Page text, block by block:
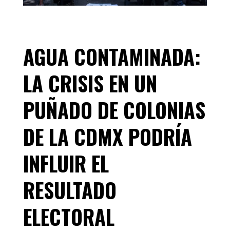
AGUA CONTAMINADA:
LA CRISIS EN UN
PUÑADO DE COLONIAS
DE LA CDMX PODRÍA
INFLUIR EL
RESULTADO
ELECTORAL